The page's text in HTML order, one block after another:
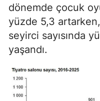
dönemde çocuk
yüzde 5,3
seyirci sayısında
yaşandı.